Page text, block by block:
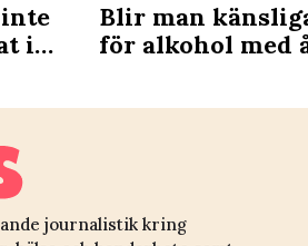
i
Blir man
för alkohol med
journalistik kring